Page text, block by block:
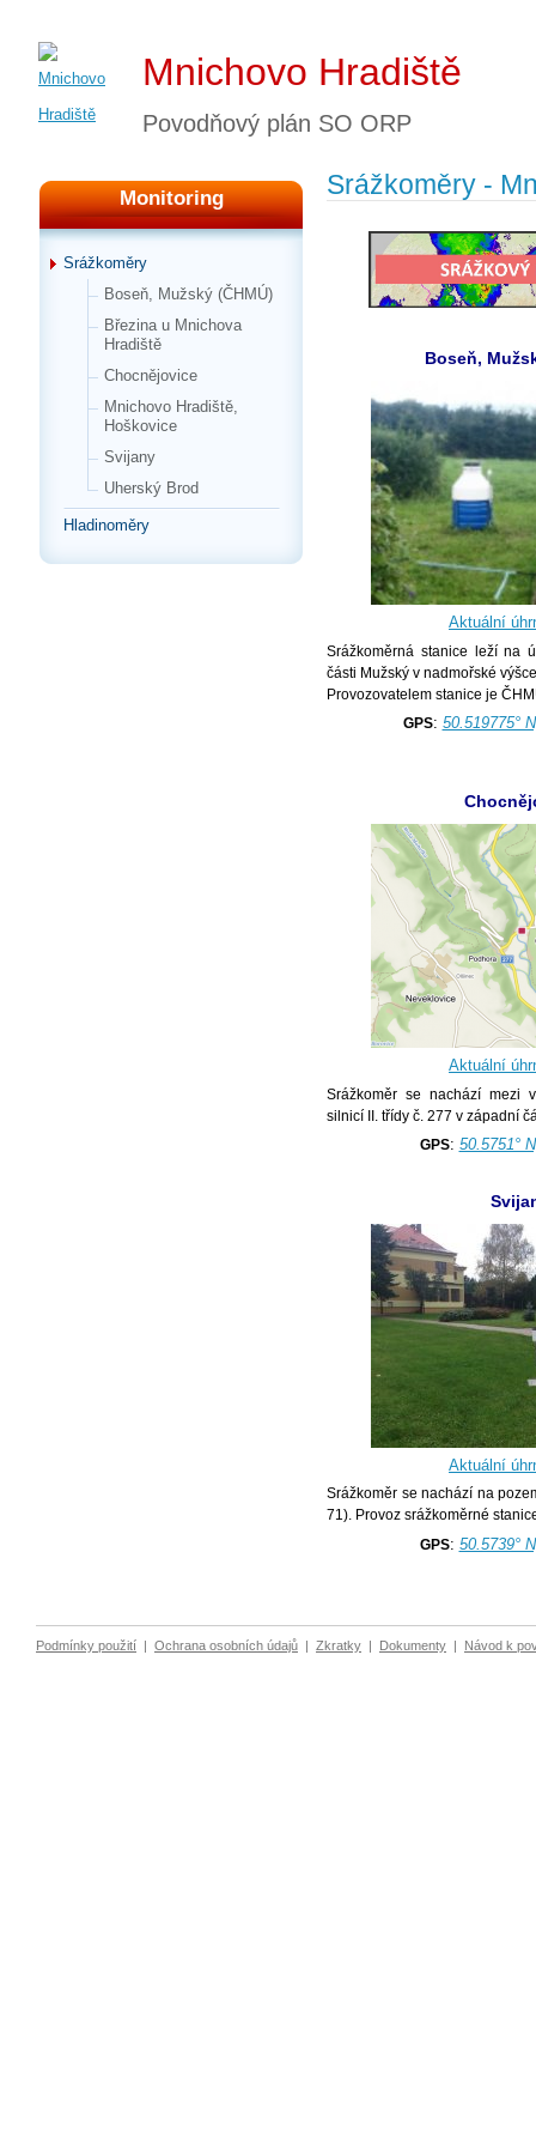
Mnichovo Hradiště
Povodňový plán SO ORP
Monitoring
Srážkoměry
Boseň, Mužský (ČHMÚ)
Březina u Mnichova
Hradiště
Chocnějovice
Mnichovo Hradiště,
Hoškovice
Svijany
Uherský Brod
Hladinoměry
Srážkoměry -
Boseň,
Aktuální
Srážkoměrná stanice leží na
části Mužský v nadmořské
Provozovatelem stanice je
GPS: 50.519775°
Aktuální
Srážkoměr se nachází mezi
silnicí II. třídy č. 277 v západní
GPS: 50.5751°
Aktuální
Srážkoměr se nachází na
71). Provoz srážkoměrné
GPS: 50.5739°
Podmínky použití | Ochrana osobních údajů | Zkratky | Dokumenty | Návod k